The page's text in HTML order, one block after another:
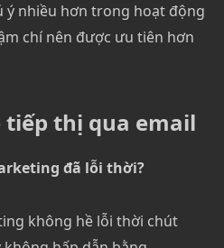
ý nhiều hơn trong hoạt động
chí nên được ưu tiên hơn
thị qua email
đã lỗi thời?
không hề lỗi thời chút